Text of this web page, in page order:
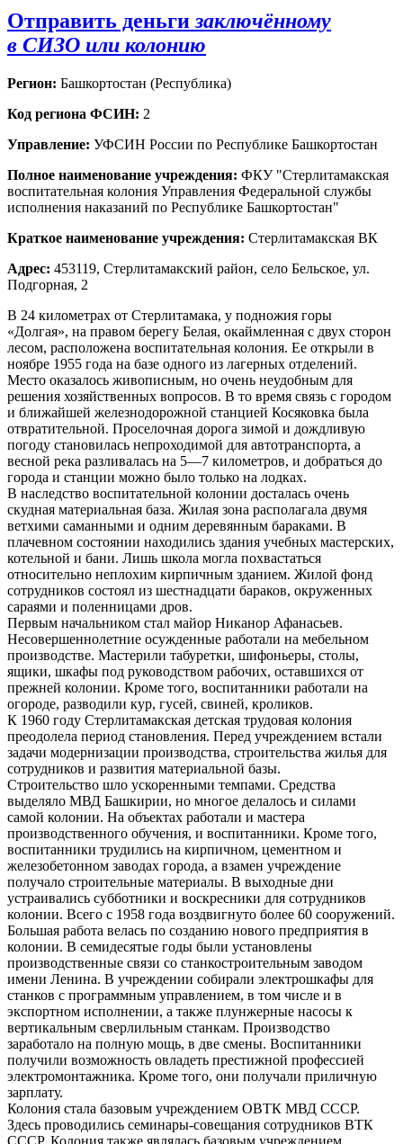
Отправить деньги заключённому
в СИЗО или колонию
Регион: Башкортостан (Республика)
Код региона ФСИН: 2
Управление: УФСИН России по Республике Башкортостан
Полное наименование учреждения: ФКУ "Стерлитамакская
воспитательная колония Управления Федеральной службы
исполнения наказаний по Республике Башкортостан"
Краткое наименование учреждения: Стерлитамакская ВК
Адрес: 453119, Стерлитамакский район, село Бельское, ул.
Подгорная, 2
В 24 километрах от Стерлитамака, у подножия горы
«Долгая», на правом берегу Белая, окаймленная с двух сторон
лесом, расположена воспитательная колония. Ее открыли в
ноябре 1955 года на базе одного из лагерных отделений.
Место оказалось живописным, но очень неудобным для
решения хозяйственных вопросов. В то время связь с городом
и ближайшей железнодорожной станцией Косяковка была
отвратительной. Проселочная дорога зимой и дождливую
погоду становилась непроходимой для автотранспорта, а
весной река разливалась на 5—7 километров, и добраться до
города и станции можно было только на лодках.
В наследство воспитательной колонии досталась очень
скудная материальная база. Жилая зона располагала двумя
ветхими саманными и одним деревянным бараками. В
плачевном состоянии находились здания учебных мастерских,
котельной и бани. Лишь школа могла похвастаться
относительно неплохим кирпичным зданием. Жилой фонд
сотрудников состоял из шестнадцати бараков, окруженных
сараями и поленницами дров.
Первым начальником стал майор Никанор Афанасьев.
Несовершеннолетние осужденные работали на мебельном
производстве. Мастерили табуретки, шифоньеры, столы,
ящики, шкафы под руководством рабочих, оставшихся от
прежней колонии. Кроме того, воспитанники работали на
огороде, разводили кур, гусей, свиней, кроликов.
К 1960 году Стерлитамакская детская трудовая колония
преодолела период становления. Перед учреждением встали
задачи модернизации производства, строительства жилья для
сотрудников и развития материальной базы.
Строительство шло ускоренными темпами. Средства
выделяло МВД Башкирии, но многое делалось и силами
самой колонии. На объектах работали и мастера
производственного обучения, и воспитанники. Кроме того,
воспитанники трудились на кирпичном, цементном и
железобетонном заводах города, а взамен учреждение
получало строительные материалы. В выходные дни
устраивались субботники и воскресники для сотрудников
колонии. Всего с 1958 года воздвигнуто более 60 сооружений.
Большая работа велась по созданию нового предприятия в
колонии. В семидесятые годы были установлены
производственные связи со станкостроительным заводом
имени Ленина. В учреждении собирали электрошкафы для
станков с программным управлением, в том числе и в
экспортном исполнении, а также плунжерные насосы к
вертикальным сверлильным станкам. Производство
заработало на полную мощь, в две смены. Воспитанники
получили возможность овладеть престижной профессией
электромонтажника. Кроме того, они получали приличную
зарплату.
Колония стала базовым учреждением ОВТК МВД СССР.
Здесь проводились семинары-совещания сотрудников ВТК
СССР. Колония также являлась базовым учреждением